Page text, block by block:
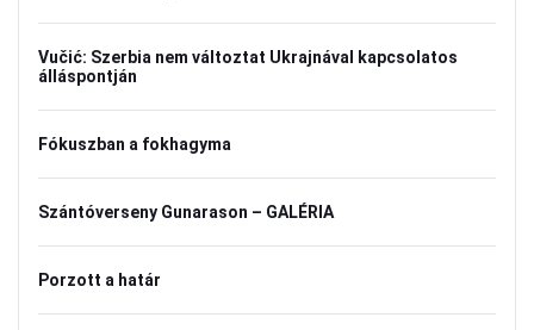
Vučić: Szerbia nem változtat Ukrajnával kapcsolatos
álláspontján
Fókuszban a fokhagyma
Szántóverseny Gunarason – GALÉRIA
Porzott a határ